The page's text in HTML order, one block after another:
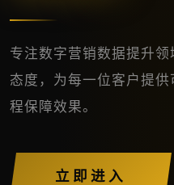
专注数字营销数据提升
态度，为每一位客户提
程保障效果。
立即进入